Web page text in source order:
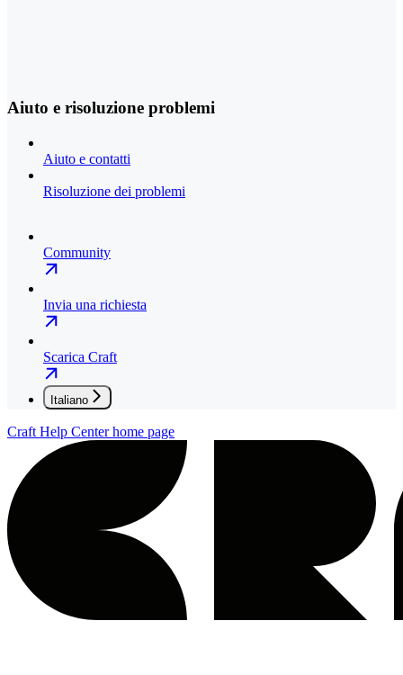
Aiuto e risoluzione problemi
Aiuto e contatti
Risoluzione dei problemi
Community
Invia una richiesta
Scarica Craft
Italiano
Craft Help Centerhome page